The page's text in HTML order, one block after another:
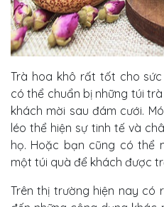
Trà hoa khô rất tốt cho
có thể chuẩn bị những túi
khách mời sau đám cưới.
léo thể hiện sự tinh tế và
họ. Hoặc bạn cũng có thể
một túi quà để khách được
Trên thị trường hiện nay có